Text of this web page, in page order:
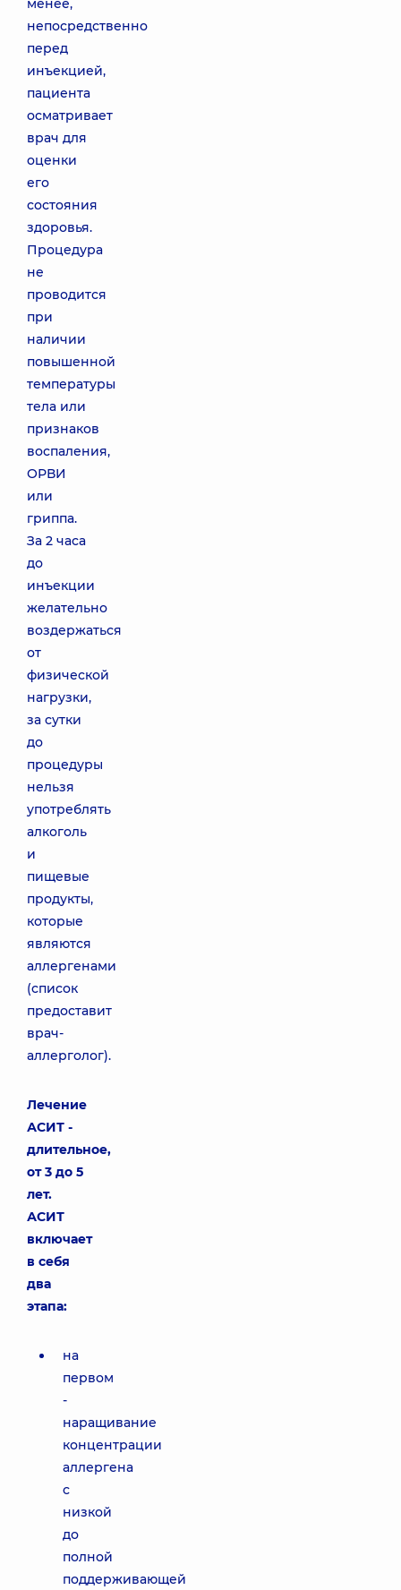
менее,
непосредственно
перед
инъекцией,
пациента
осматривает
врач для
оценки
его
состояния
здоровья.
Процедура
не
проводится
при
наличии
повышенной
температуры
тела или
признаков
воспаления,
ОРВИ
или
гриппа.
За 2 часа
до
инъекции
желательно
воздержаться
от
физической
нагрузки,
за сутки
до
процедуры
нельзя
употреблять
алкоголь
и
пищевые
продукты,
которые
являются
аллергенами
(список
предоставит
врач-
аллерголог).
Лечение
АСИТ -
длительное,
от 3 до 5
лет.
АСИТ
включает
в себя
два
этапа:
на
первом
-
наращивание
концентрации
аллергена
с
низкой
до
полной
поддерживающей